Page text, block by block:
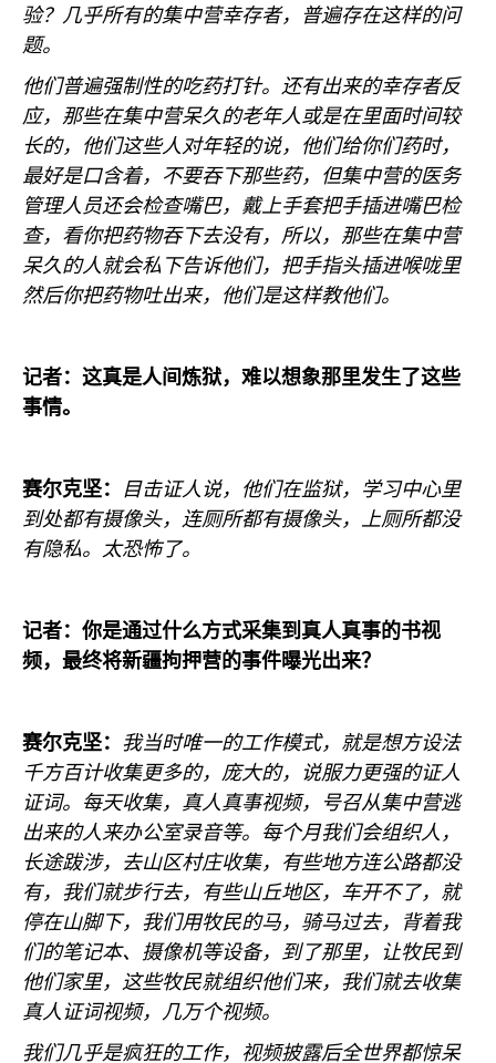
验？几乎所有的集中营幸存者，普遍存在这样的问
题。
他们普遍强制性的吃药打针。还有出来的幸存者反
应，那些在集中营呆久的老年人或是在里面时间较
长的，他们这些人对年轻的说，他们给你们药时，
最好是口含着，不要吞下那些药，但集中营的医务
管理人员还会检查嘴巴，戴上手套把手插进嘴巴检
查，看你把药物吞下去没有，所以，那些在集中营
呆久的人就会私下告诉他们，把手指头插进喉咙里
然后你把药物吐出来，他们是这样教他们。
记者：这真是人间炼狱，难以想象那里发生了这些
事情。
赛尔克坚：
目击证人说，他们在监狱，学习中心里
到处都有摄像头，连厕所都有摄像头，上厕所都没
有隐私。太恐怖了。
记者：你是通过什么方式采集到真人真事的书视
频，最终将新疆拘押营的事件曝光出来？
赛尔克坚： 我当时唯一的工作模式，就是想方设法
千方百计收集更多的，庞大的，说服力更强的证人
证词。每天收集，真人真事视频，号召从集中营逃
出来的人来办公室录音等。每个月我们会组织人，
长途跋涉，去山区村庄收集，有些地方连公路都没
有，我们就步行去，有些山丘地区，车开不了，就
停在山脚下，我们用牧民的马，骑马过去，背着我
们的笔记本、摄像机等设备，到了那里，让牧民到
他们家里，这些牧民就组织他们来，我们就去收集
真人证词视频，几万个视频。
我们几乎是疯狂的工作，视频披露后全世界都惊呆